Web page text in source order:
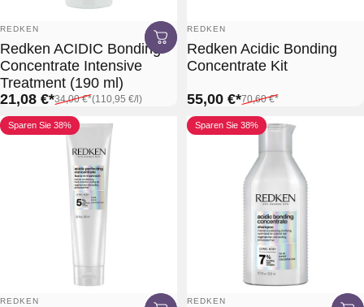
Anbieter:
REDKEN
Redken ACIDIC Bonding
Concentrate Intensive
Treatment (190 ml)
Verkaufspreis*
21,08 €*
Normaler Preis*
34,00 €*
Grundpreis (110,95 €/
pro l)
Anbieter:
REDKEN
Redken Acidic Bonding
Concentrate Kit
Verkaufspreis*
55,00 €*
Normaler Preis*
70,60 €*
Sparen Sie 38%
Anbieter:
REDKEN
Sparen Sie 38%
Anbieter:
REDKEN